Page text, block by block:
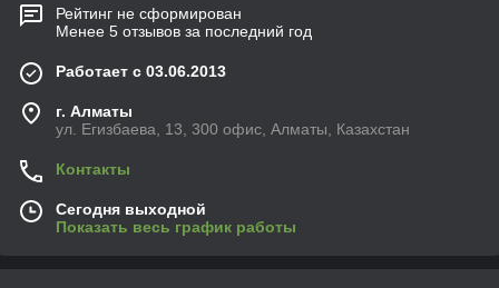
Рейтинг не сформирован
Менее 5 отзывов за последний год
Работает с 03.06.2013
г. Алматы
ул. Егизбаева, 13, 300 офис, Алматы, Казахстан
Контакты
Сегодня выходной
Показать весь график работы